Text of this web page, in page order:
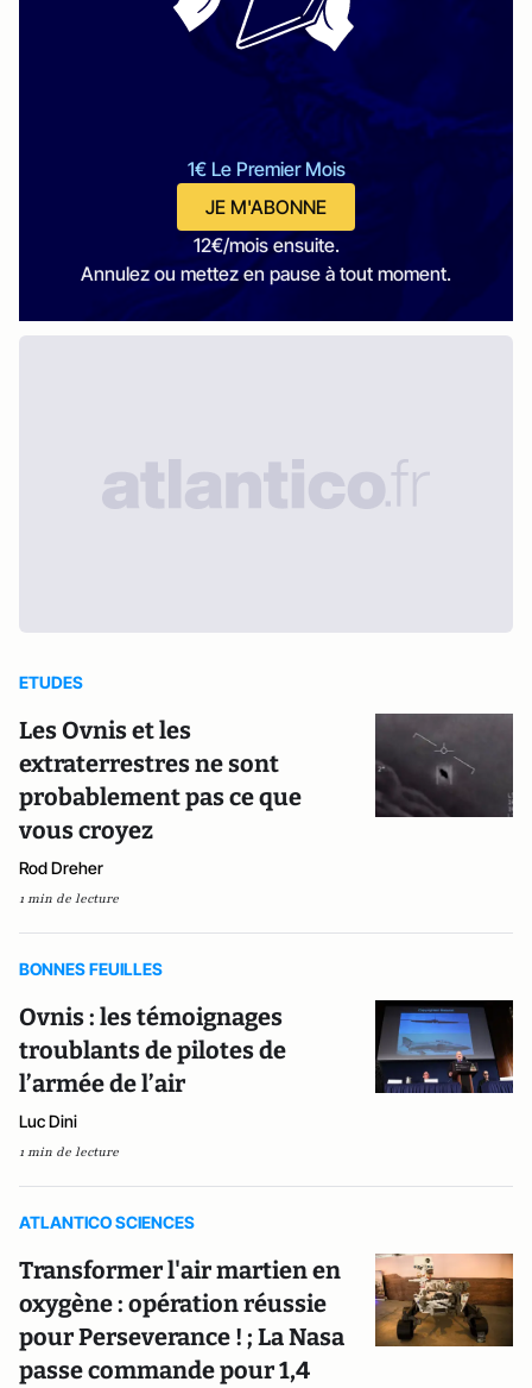
1€ Le Premier Mois
JE M'ABONNE
12€/mois ensuite.
Annulez ou mettez en pause à tout moment.
ETUDES
Les Ovnis et les
extraterrestres ne sont
probablement pas ce que
vous croyez
Rod Dreher
1 min de lecture
BONNES FEUILLES
Ovnis : les témoignages
troublants de pilotes de
l’armée de l’air
Luc Dini
1 min de lecture
ATLANTICO SCIENCES
Transformer l'air martien en
oxygène : opération réussie
pour Perseverance ! ; La Nasa
passe commande pour 1,4